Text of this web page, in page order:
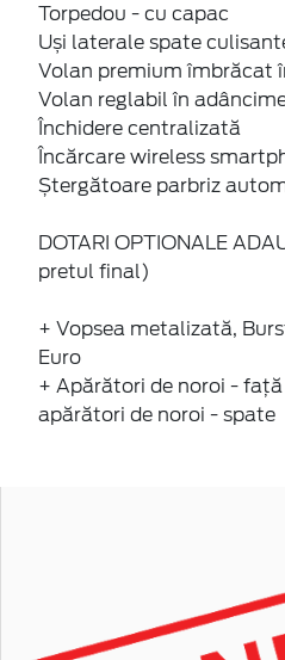
Torpedou - cu capac
Uși laterale spate
Volan premium îmbrăcat
Volan reglabil în
Închidere centralizată
Încărcare wireless
Ștergătoare parbriz
DOTARI OPTIONALE
pretul final)
+ Vopsea metalizată,
Euro
+ Apărători de noroi -
apărători de noroi - spate